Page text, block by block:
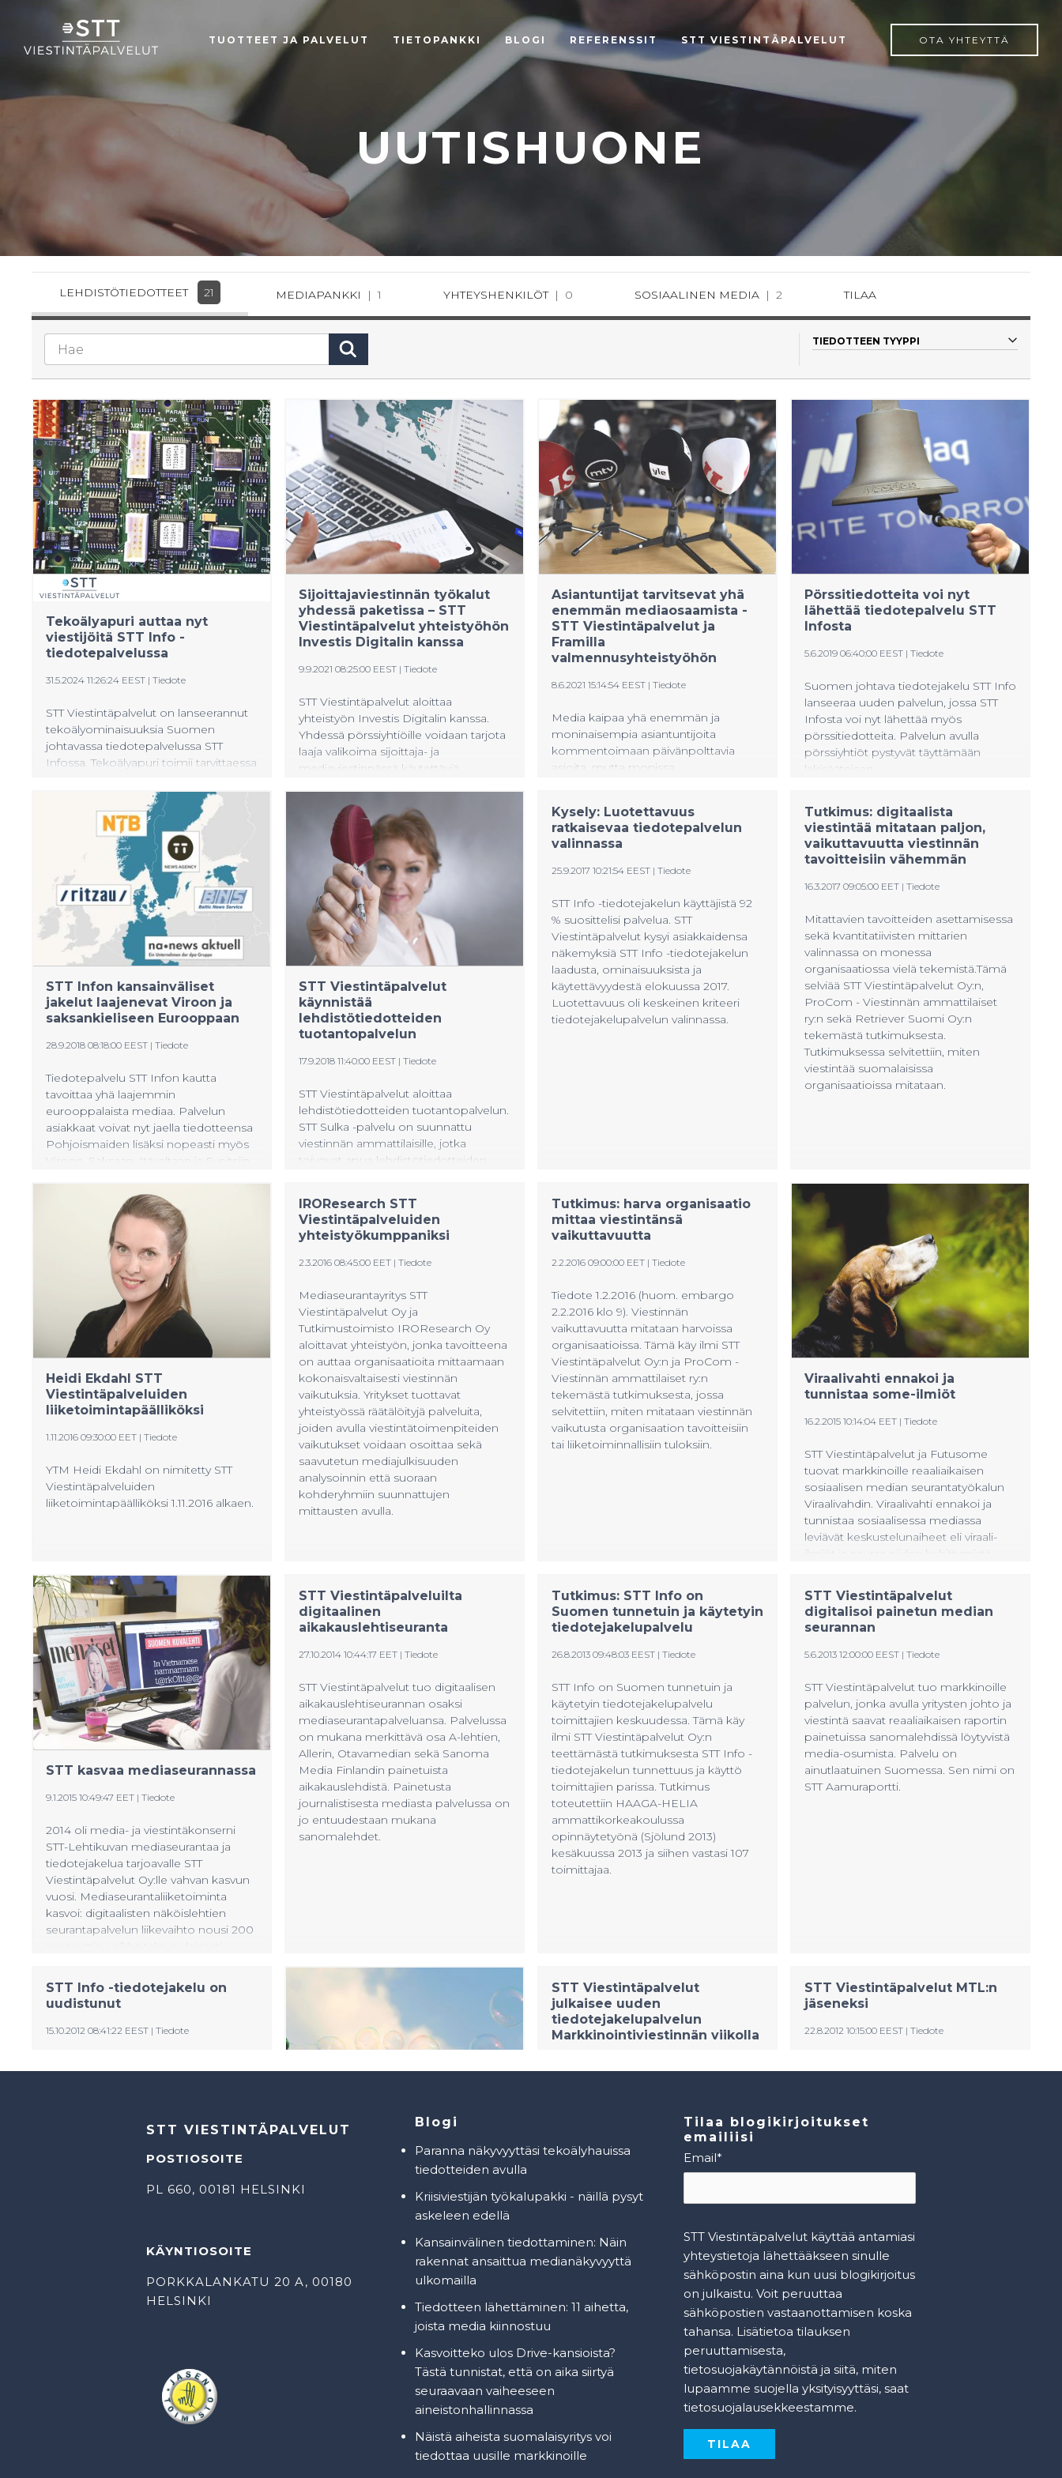
TUOTTEET JA PALVELUT TIETOPANKKI BLOGI REFERENSSIT STT VIESTINTÄPALVELUT OTA YHTEYTTÄ
UUTISHUONE
STT VIESTINTÄPALVELUT
POSTIOSOITE
PL 660, 00181 HELSINKI
KÄYNTIOSOITE
PORKKALANKATU 20 A, 00180
HELSINKI
Blogi
Paranna näkyvyyttäsi tekoälyhauissa
tiedotteiden avulla
Kriisiviestijän työkalupakki - näillä pysyt
askeleen edellä
Kansainvälinen tiedottaminen: Näin
rakennat ansaittua medianäkyvyyttä
ulkomailla
Tiedotteen lähettäminen: 11 aihetta,
joista media kiinnostuu
Kasvoitteko ulos Drive-kansioista?
Tästä tunnistat, että on aika siirtyä
seuraavaan vaiheeseen
aineistonhallinnassa
Näistä aiheista suomalaisyritys voi
tiedottaa uusille markkinoille
Tilaa blogikirjoitukset
emailiisi
Email*
STT Viestintäpalvelut käyttää antamiasi
yhteystietoja lähettääkseen sinulle
sähköpostin aina kun uusi blogikirjoitus
on julkaistu. Voit peruuttaa
sähköpostien vastaanottamisen koska
tahansa. Lisätietoa tilauksen
peruuttamisesta,
tietosuojakäytännöistä ja siitä, miten
lupaamme suojella yksityisyyttäsi, saat
tietosuojalausekkeestamme.